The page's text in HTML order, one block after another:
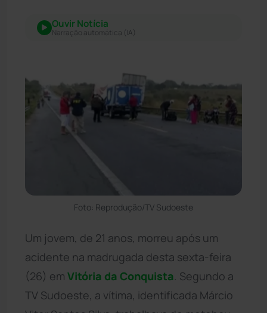
Ouvir Notícia
Narração automática (IA)
Foto: Reprodução/TV Sudoeste
Um jovem, de 21 anos, morreu após um
acidente na madrugada desta sexta-feira
(26) em Vitória da Conquista . Segundo a
TV Sudoeste, a vítima, identificada Márcio